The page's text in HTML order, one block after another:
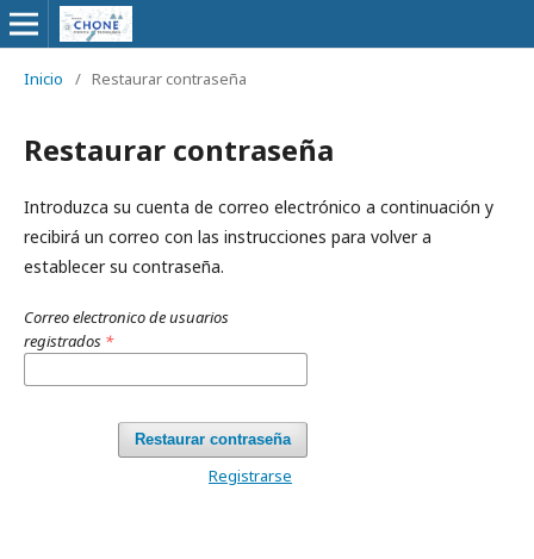
Inicio / Restaurar contraseña
Restaurar contraseña
Introduzca su cuenta de correo electrónico a continuación y
recibirá un correo con las instrucciones para volver a
establecer su contraseña.
Correo electronico de usuarios
registrados *
Restaurar contraseña
Registrarse